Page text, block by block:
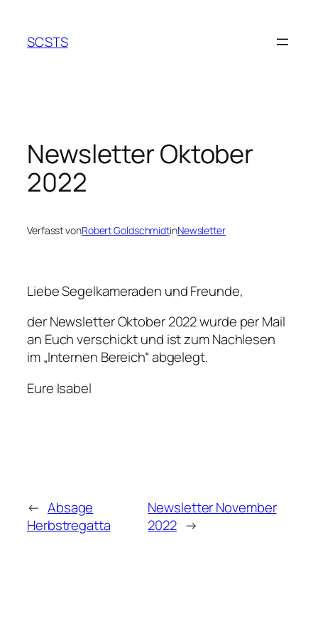
springen
SCSTS
Newsletter Oktober
2022
Verfasst vonRobert GoldschmidtinNewsletter
Liebe Segelkameraden und Freunde,
der Newsletter Oktober 2022 wurde per Mail
an Euch verschickt und ist zum Nachlesen
im „Internen Bereich“ abgelegt.
Eure Isabel
← Absage
Herbstregatta
Newsletter November
2022 →